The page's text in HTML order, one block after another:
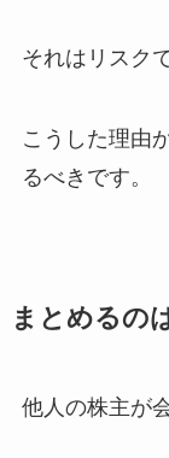
それはリスク
こうした理由
るべきです。
まとめるの
他人の株主が